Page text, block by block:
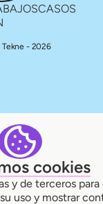
CASOS
Tekne - 2026
cookies
y de terceros
uso y mostrar